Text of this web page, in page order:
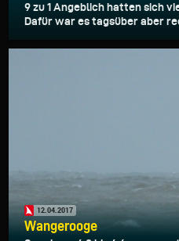
9 zu 1 Angeblich hatten sich
Dafür war es tagsüber aber
12.04.2017
Wangerooge